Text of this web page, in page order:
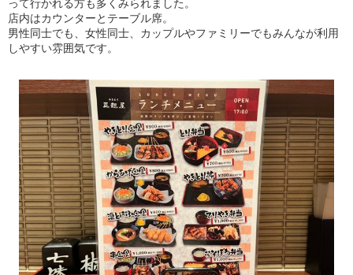
って行かれる方も多くみられました。
店内はカウンターとテーブル席。
男性同士でも、女性同士、カップルやファミリーでもみんなが利用
しやすい雰囲気です。